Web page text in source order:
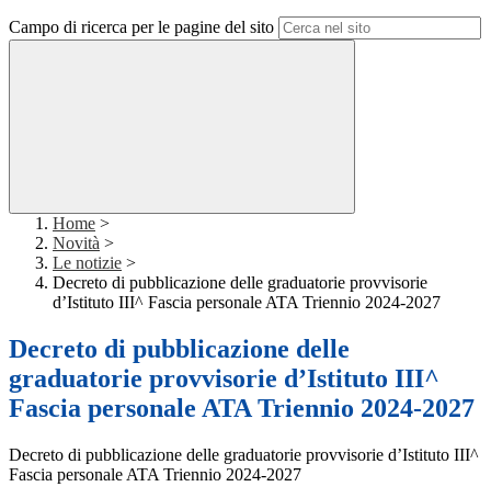
Campo di ricerca per le pagine del sito
Home >
Novità >
Le notizie >
Decreto di pubblicazione delle graduatorie provvisorie
d’Istituto III^ Fascia personale ATA Triennio 2024-2027
Decreto di pubblicazione delle
graduatorie provvisorie d’Istituto III^
Fascia personale ATA Triennio 2024-2027
Decreto di pubblicazione delle graduatorie provvisorie d’Istituto III^
Fascia personale ATA Triennio 2024-2027